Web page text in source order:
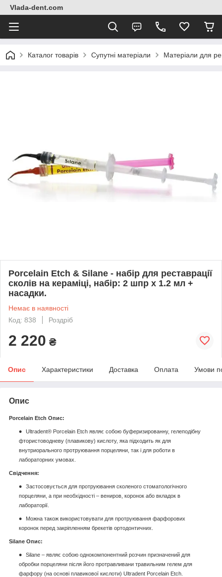
Vlada-dent.com
Каталог товарів Супутні матеріали Матеріали для
Porcelain Etch & Silane - набір для реставрації
сколів на кераміці, набір: 2 шпр х 1.2 мл +
насадки.
Немає в наявності
Код: 838
Роздріб
2 220 ₴
Опис Характеристики Доставка Оплата Умови
Опис
Porcelain Etch Опис:
Ultradent® Porcelain Etch являє собою буферизированну, гелеподібну
фтористоводневу (плавикову) кислоту, яка підходить як для
внутриорального протруювання порцеляни, так і для роботи в
лабораторних умовах.
Свідчення:
Застосовується для протруювання сколеного стоматологічного
порцеляни, а при необхідності – вениров, коронок або вкладок в
лабораторії.
Можна також використовувати для протруювання фарфорових
коронок перед закріпленням брекетів ортодонтичних.
Silane Опис:
Silane – являє собою однокомпонентний розчин призначений для
обробки порцеляни після його протравливани травильним гелем для
фарфору (на основі плавикової кислоти) Ultradent Porcelain Etch.